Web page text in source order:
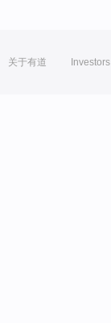
关于有道 Investors